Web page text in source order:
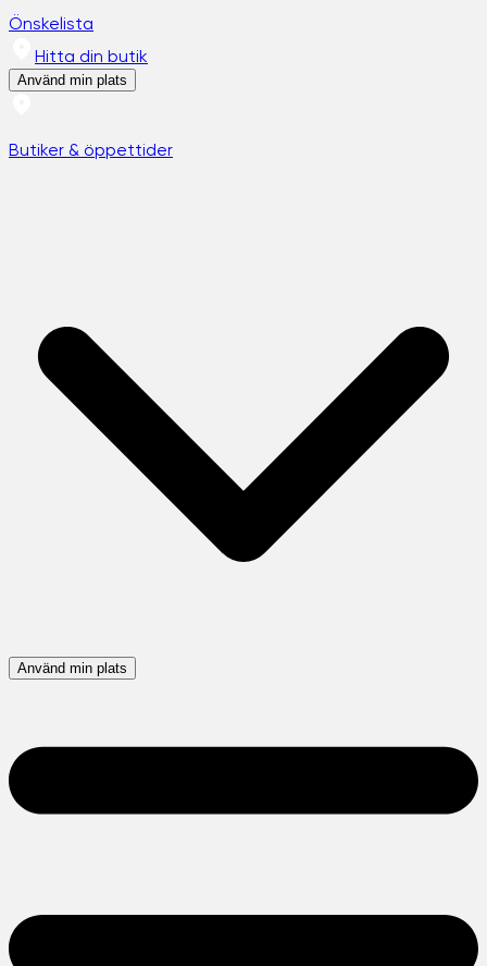
Önskelista
Hitta din butik
Använd min plats
Butiker & öppettider
Använd min plats